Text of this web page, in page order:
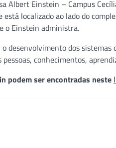
Albert Einstein – Campus
localizado ao lado do
o Einstein administra.
desenvolvimento dos sistemas
conhecimentos,
podem ser encontradas neste